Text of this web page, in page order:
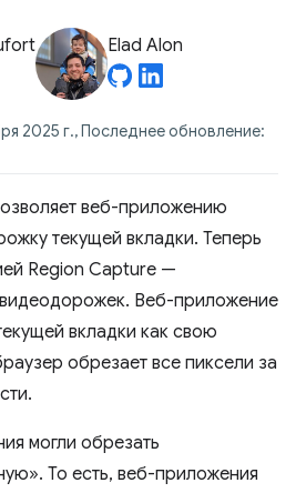
Elad Alon
2025 г., Последнее обновление:
веб-приложению
текущей вкладки. Теперь
Region Capture —
Веб-приложение
вкладки как свою
обрезает все пиксели за
могли обрезать
То есть, веб-приложения